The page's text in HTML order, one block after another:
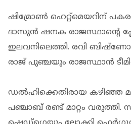
ഷിമ്രോണ്‍ ഹെറ്റ്മെയറിന്
ദാസുന്‍ ഷനക രാജസ്ഥാന്‍റെ
ഇലവനിലെത്തി. രവി
‌രാജ് പുഞ്ചയും രാജസ്ഥാന്‍
ഡല്‍ഹിക്കെതിരായ കഴിഞ്ഞ
പഞ്ചാബ് രണ്ട് മാറ്റം വരുത്തി.